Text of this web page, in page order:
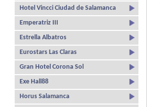
Hotel Vincci Ciudad de Salamanca
Emperatriz III
Estrella Albatros
Eurostars Las Claras
Gran Hotel Corona Sol
Exe Hall88
Horus Salamanca